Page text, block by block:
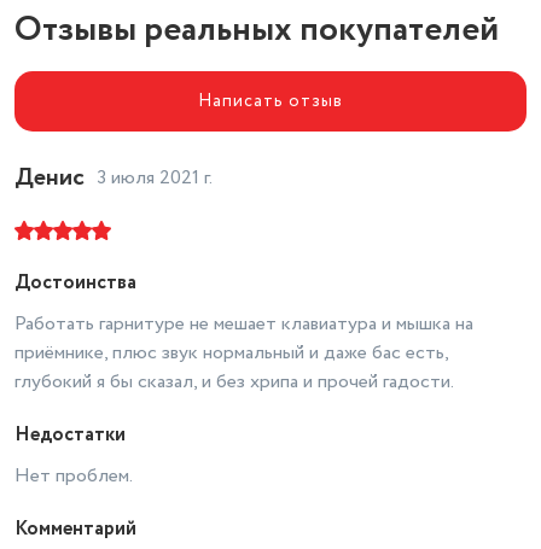
Отзывы реальных покупателей
Написать отзыв
Денис 3 июля 2021 г.
Достоинства
Работать гарнитуре не мешает клавиатура и мышка на
приёмнике, плюс звук нормальный и даже бас есть,
глубокий я бы сказал, и без хрипа и прочей гадости.
Недостатки
Нет проблем.
Комментарий